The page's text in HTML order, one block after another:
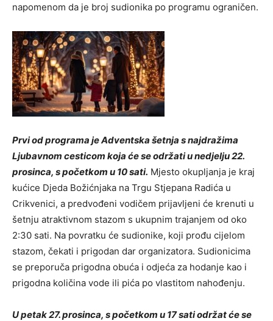
napomenom da je broj sudionika po programu ograničen.
Prvi od programa je Adventska šetnja s najdražima
Ljubavnom cesticom koja će se održati u nedjelju 22.
prosinca, s početkom u 10 sati. Mjesto okupljanja je kraj
kućice Djeda Božićnjaka na Trgu Stjepana Radića u
Crikvenici, a predvođeni vodičem prijavljeni će krenuti u
šetnju atraktivnom stazom s ukupnim trajanjem od oko
2:30 sati. Na povratku će sudionike, koji prođu cijelom
stazom, čekati i prigodan dar organizatora. Sudionicima
se preporuča prigodna obuća i odjeća za hodanje kao i
prigodna količina vode ili pića po vlastitom nahođenju.
U petak 27. prosinca, s početkom u 17 sati održat će se